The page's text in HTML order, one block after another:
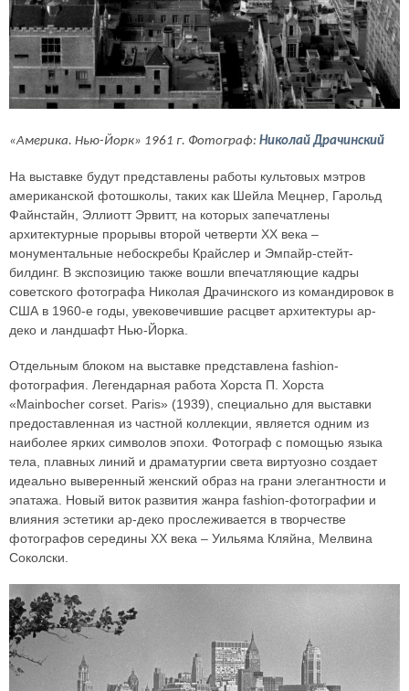
«Америка. Нью-Йорк» 1961 г. Фотограф: Николай Драчинский
На выставке будут представлены работы культовых мэтров
американской фотошколы, таких как Шейла Мецнер, Гарольд
Файнстайн, Эллиотт Эрвитт, на которых запечатлены
архитектурные прорывы второй четверти XX века –
монументальные небоскребы Крайслер и Эмпайр-стейт-
билдинг. В экспозицию также вошли впечатляющие кадры
советского фотографа Николая Драчинского из командировок в
США в 1960-е годы, увековечившие расцвет архитектуры ар-
деко и ландшафт Нью-Йорка.
Отдельным блоком на выставке представлена fashion-
фотография. Легендарная работа Хорста П. Хорста
«Mainbocher corset. Paris» (1939), специально для выставки
предоставленная из частной коллекции, является одним из
наиболее ярких символов эпохи. Фотограф с помощью языка
тела, плавных линий и драматургии света виртуозно создает
идеально выверенный женский образ на грани элегантности и
эпатажа. Новый виток развития жанра fashion-фотографии и
влияния эстетики ар-деко прослеживается в творчестве
фотографов середины XX века – Уильяма Кляйна, Мелвина
Соколски.